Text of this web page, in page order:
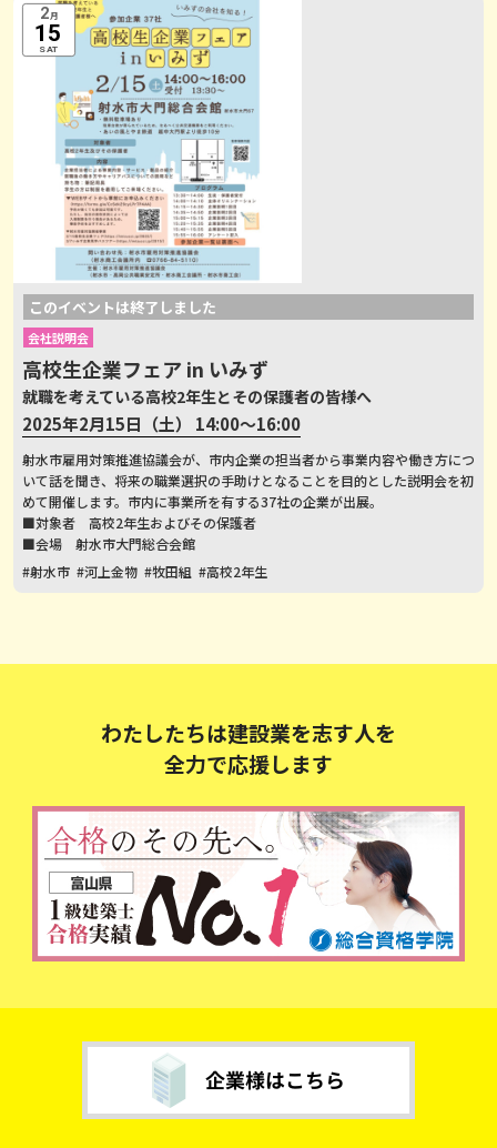
2月
15
SAT
このイベントは終了しました
会社説明会
高校生企業フェア in いみず
就職を考えている高校2年生とその保護者の皆様へ
2025年2月15日（土） 14:00～16:00
射水市雇用対策推進協議会が、市内企業の担当者から事業内容や働き方につ
いて話を聞き、将来の職業選択の手助けとなることを目的とした説明会を初
めて開催します。市内に事業所を有する37社の企業が出展。
■対象者 高校2年生およびその保護者
■会場 射水市大門総合会館
#射水市 #河上金物 #牧田組 #高校2年生
わたしたちは建設業を志す人を
全力で応援します